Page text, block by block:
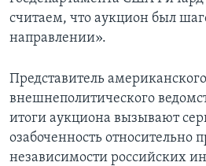
Языки
считаем, что аукцион был
направлении».
Представитель американского
внешнеполитического
итоги аукциона вызывают
озабоченность относительно
независимости российских